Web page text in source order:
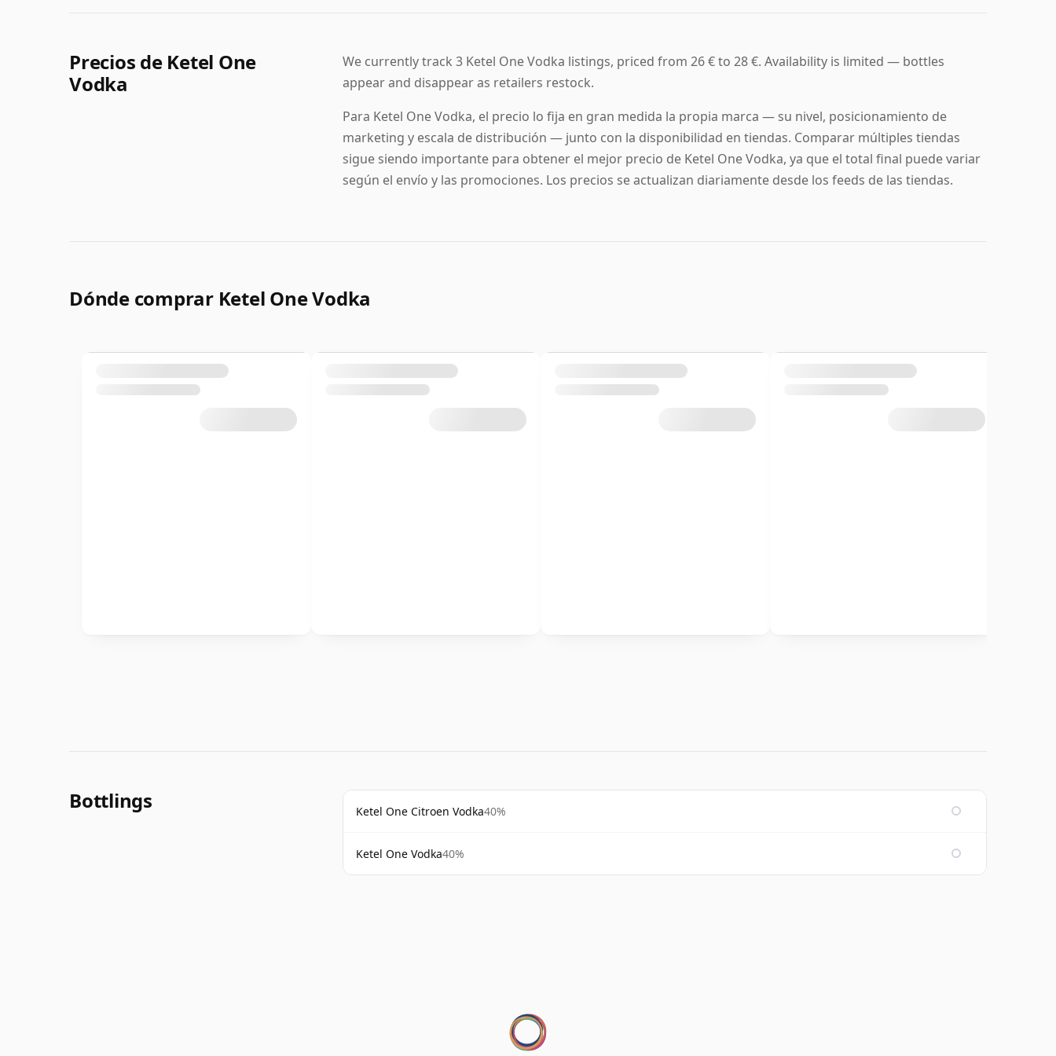
Precios de Ketel One
Vodka
We currently track 3 Ketel One Vodka listings, priced from 26 € to 28 €. Availability is limited — bottles
appear and disappear as retailers restock.
Para Ketel One Vodka, el precio lo fija en gran medida la propia marca — su nivel, posicionamiento de
marketing y escala de distribución — junto con la disponibilidad en tiendas. Comparar múltiples tiendas
sigue siendo importante para obtener el mejor precio de Ketel One Vodka, ya que el total final puede variar
según el envío y las promociones. Los precios se actualizan diariamente desde los feeds de las tiendas.
Dónde comprar Ketel One Vodka
Bottlings Ketel One Citroen Vodka40%
Ketel One Vodka40%